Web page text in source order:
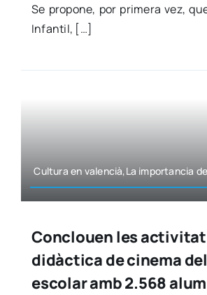
Se pro­po­ne, por pri­me­ra vez,
Infan­til, […]
Cul­tu­ra en valencià,La impor­tan­cia
Conclouen les
didàctica de cinema
escolar amb 2.568